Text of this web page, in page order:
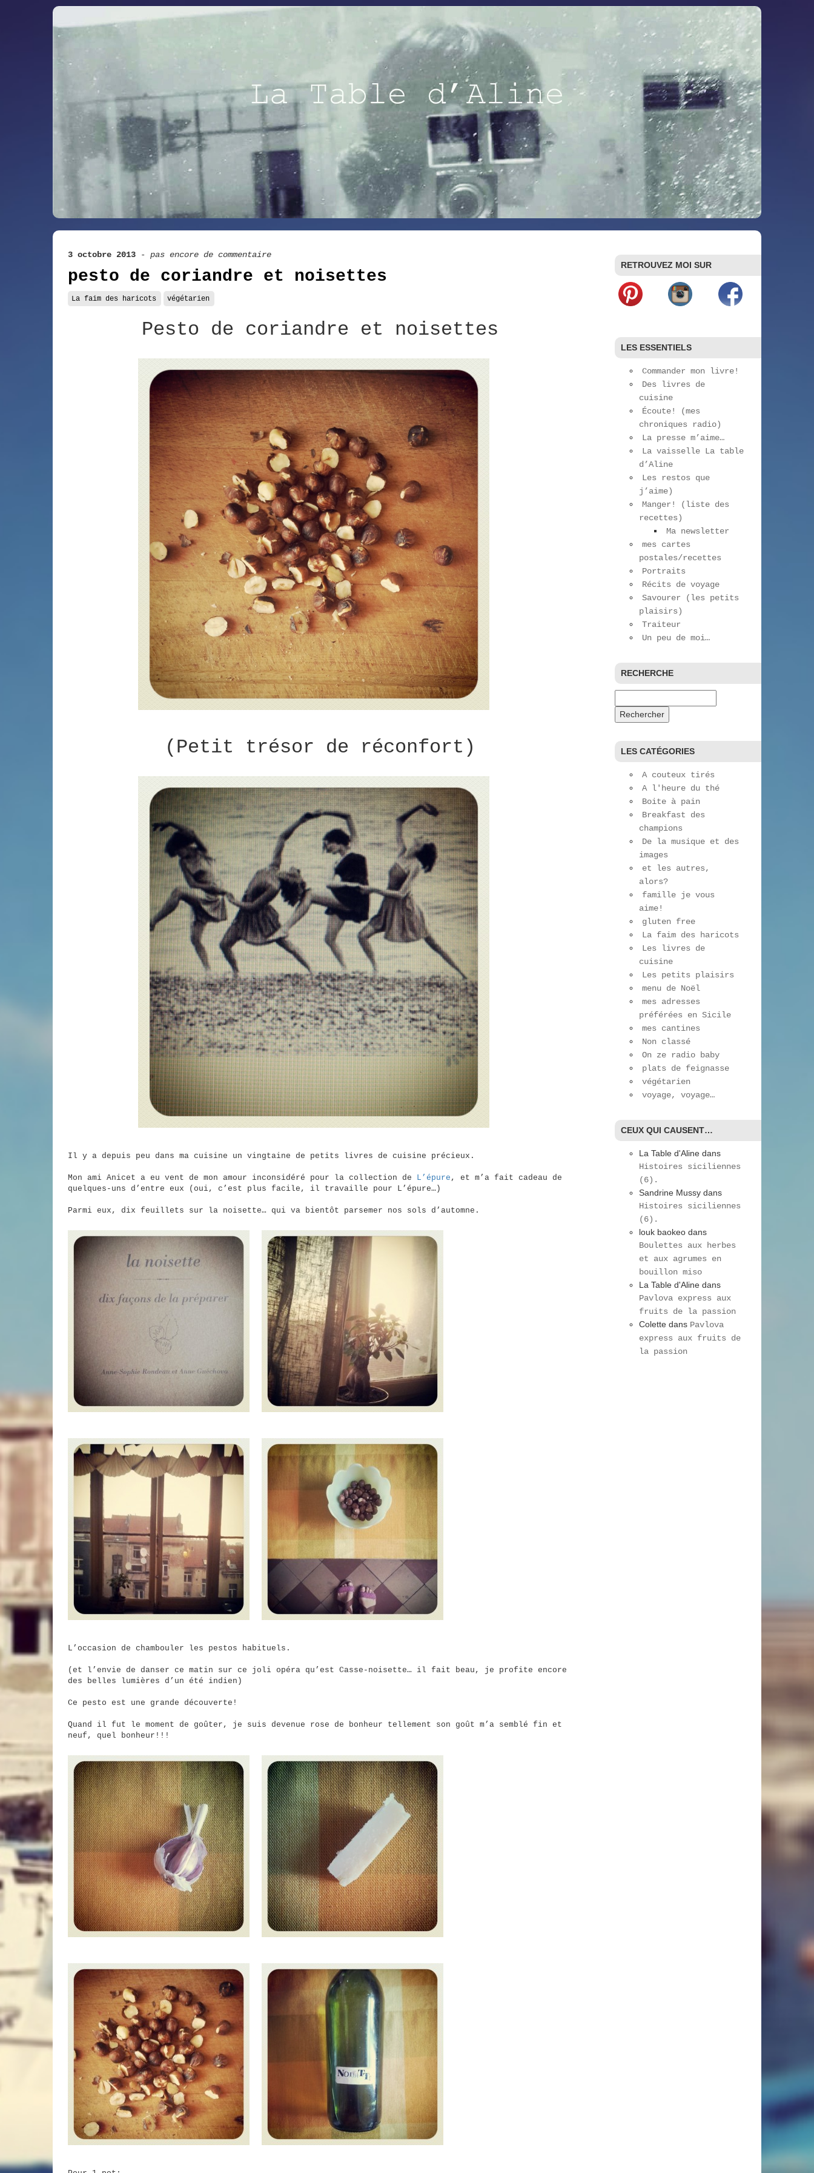
3 octobre 2013 - pas encore de commentaire
pesto de coriandre et noisettes
La faim des haricots végétarien
Pesto de coriandre et noisettes
(Petit trésor de réconfort)
Il y a depuis peu dans ma cuisine un vingtaine de petits livres de cuisine précieux.
Mon ami Anicet a eu vent de mon amour inconsidéré pour la collection de L’épure , et m’a fait cadeau de
quelques-uns d’entre eux (oui, c’est plus facile, il travaille pour L’épure…)
Parmi eux, dix feuillets sur la noisette… qui va bientôt parsemer nos sols d’automne.
L’occasion de chambouler les pestos habituels.
(et l’envie de danser ce matin sur ce joli opéra qu’est Casse-noisette… il fait beau, je profite encore
des belles lumières d’un été indien)
Ce pesto est une grande découverte!
Quand il fut le moment de goûter, je suis devenue rose de bonheur tellement son goût m’a semblé fin et
neuf, quel bonheur!!!
RETROUVEZ MOI SUR
LES ESSENTIELS
Commander mon livre!
Des livres de
cuisine
Écoute! (mes
chroniques radio)
La presse m’aime…
La vaisselle La table
d’Aline
Les restos que
j’aime)
Manger! (liste des
recettes)
Ma newsletter
mes cartes
postales/recettes
Portraits
Récits de voyage
Savourer (les petits
plaisirs)
Traiteur
Un peu de moi…
RECHERCHE
LES CATÉGORIES
A couteux tirés
A l'heure du thé
Boite à pain
Breakfast des
champions
De la musique et des
images
et les autres,
alors?
famille je vous
aime!
gluten free
La faim des haricots
Les livres de
cuisine
Les petits plaisirs
menu de Noël
mes adresses
préférées en Sicile
mes cantines
Non classé
On ze radio baby
plats de feignasse
végétarien
voyage, voyage…
CEUX QUI CAUSENT…
La Table d'Alinedans
Histoires siciliennes
(6).
Sandrine Mussydans
Histoires siciliennes
(6).
louk baokeodans
Boulettes aux herbes
et aux agrumes en
bouillon miso
La Table d'Alinedans
Pavlova express aux
fruits de la passion
Colettedans Pavlova
express aux fruits de
la passion